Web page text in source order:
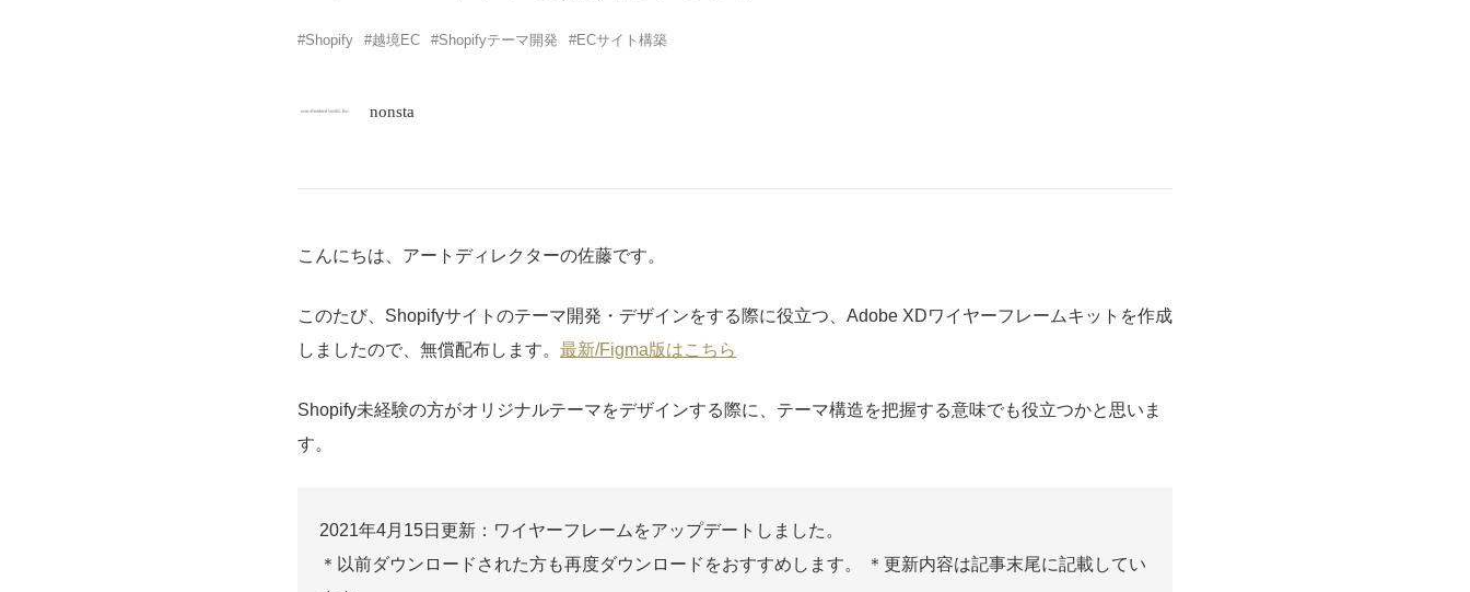
Shopify 越境EC Shopifyテーマ開発 ECサイト構築
nonsta
こんにちは、アートディレクターの佐藤です。
このたび、Shopifyサイトのテーマ開発・デザインをする際に役立つ、Adobe XDワイヤーフレームキットを作成
しましたので、無償配布します。 最新/Figma版はこちら
Shopify未経験の方がオリジナルテーマをデザインする際に、テーマ構造を把握する意味でも役立つかと思いま
す。
2021年4月15日更新：ワイヤーフレームをアップデートしました。
＊以前ダウンロードされた方も再度ダウンロードをおすすめします。 ＊更新内容は記事末尾に記載してい